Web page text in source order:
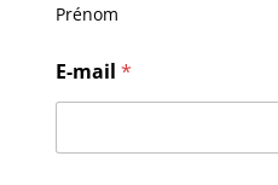
Prénom
E-mail *